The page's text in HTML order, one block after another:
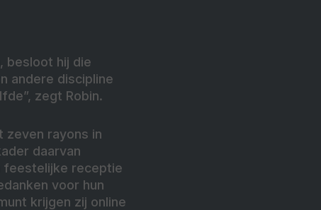
besloot hij die
andere discipline
zegt Robin.
zeven rayons in
daarvan
feestelijke receptie
voor hun
krijgen zij online